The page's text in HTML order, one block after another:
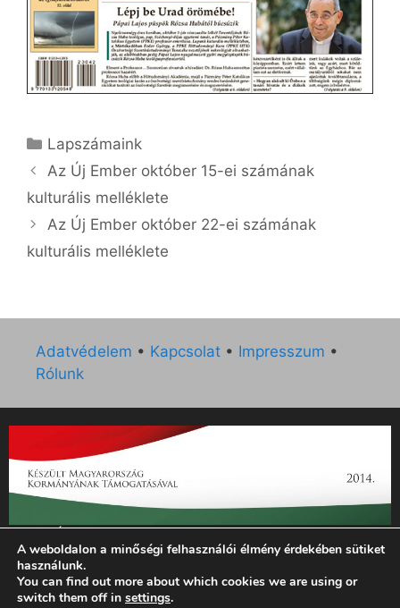
Kategória
Lapszámaink
Az Új Ember október 15-ei számának
kulturális melléklete
Az Új Ember október 22-ei számának
kulturális melléklete
Adatvédelem • Kapcsolat • Impresszum •
Rólunk
„Az Új Ember katolikus hetilap 2014. évi működésének
támogatását az EGYH-KCP-14-P-0121 sz. támogatási
szerződés keretében 3 000 000 Ft összegben támogatta az
Emberi Erőforrások Minisztériuma.”
A weboldalon a minőségi felhasználói élmény érdekében sütiket
használunk.
You can find out more about which cookies we are using or
switch them off in settings.